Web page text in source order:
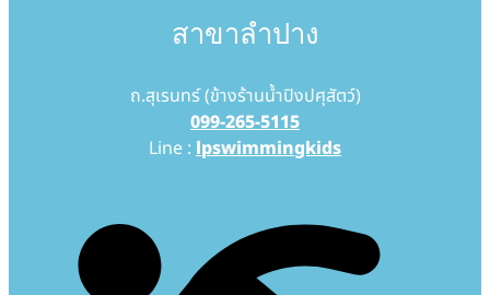
สาขาลำปาง
ถ.สุเรนทร์ (ข้างร้านน้ำปิงปศุสัตว์)
099-265-5115
Line : lpswimmingkids